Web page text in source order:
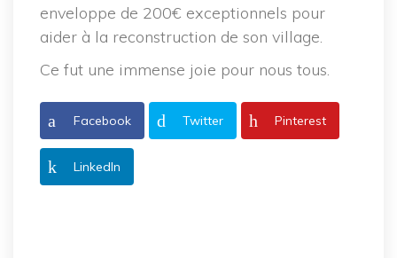
enveloppe de 200€ exceptionnels pour
aider à la reconstruction de son village.
Ce fut une immense joie pour nous tous.
Facebook Twitter Pinterest
LinkedIn